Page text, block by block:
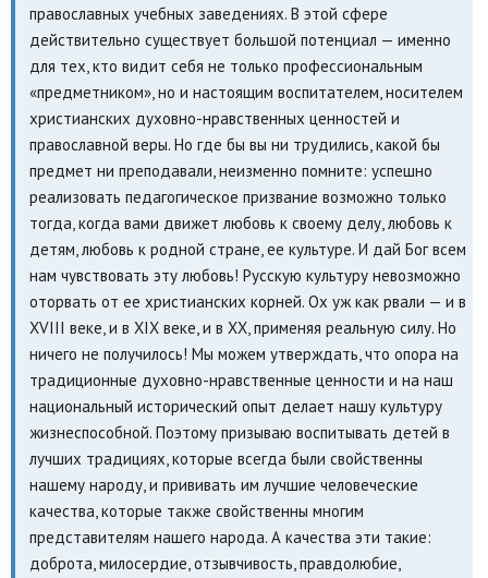
православных учебных заведениях. В этой сфере
действительно существует большой потенциал — именно
для тех, кто видит себя не только профессиональным
«предметником», но и настоящим воспитателем, носителем
христианских духовно-нравственных ценностей и
православной веры. Но где бы вы ни трудились, какой бы
предмет ни преподавали, неизменно помните: успешно
реализовать педагогическое призвание возможно только
тогда, когда вами движет любовь к своему делу, любовь к
детям, любовь к родной стране, ее культуре. И дай Бог всем
нам чувствовать эту любовь! Русскую культуру невозможно
оторвать от ее христианских корней. Ох уж как рвали — и в
XVIII веке, и в XIX веке, и в XX, применяя реальную силу. Но
ничего не получилось! Мы можем утверждать, что опора на
традиционные духовно-нравственные ценности и на наш
национальный исторический опыт делает нашу культуру
жизнеспособной. Поэтому призываю воспитывать детей в
лучших традициях, которые всегда были свойственны
нашему народу, и прививать им лучшие человеческие
качества, которые также свойственны многим
представителям нашего народа. А качества эти такие:
доброта, милосердие, отзывчивость, правдолюбие,